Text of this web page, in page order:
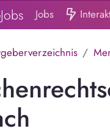
Jobs Jobs